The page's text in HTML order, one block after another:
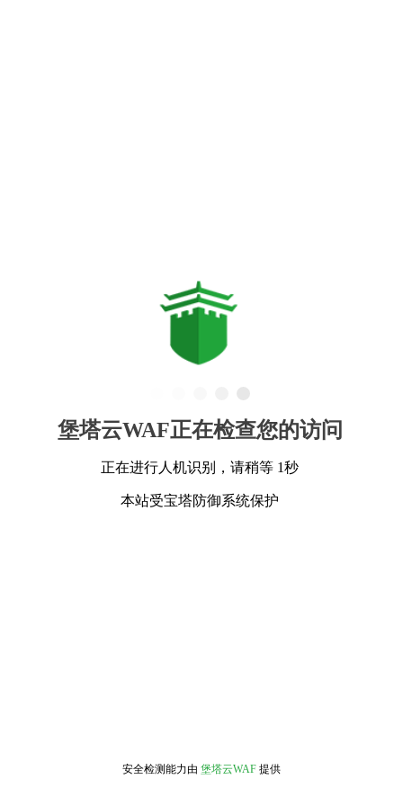
堡塔云WAF正在检查您的访问
正在进行人机识别，请稍等 1秒
本站受宝塔防御系统保护
安全检测能力由 堡塔云WAF 提供